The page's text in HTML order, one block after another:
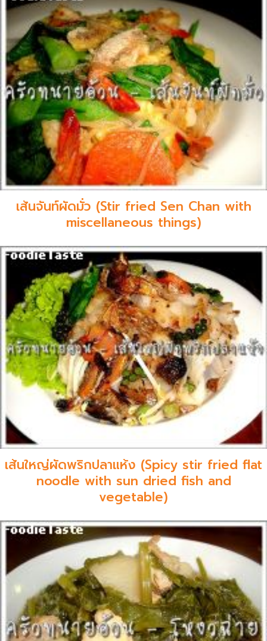
เส้นจันท์ผัดมั่ว (Stir fried Sen Chan with
miscellaneous things)
เส้นใหญ่ผัดพริกปลาแห้ง (Spicy stir fried flat
noodle with sun dried fish and
vegetable)